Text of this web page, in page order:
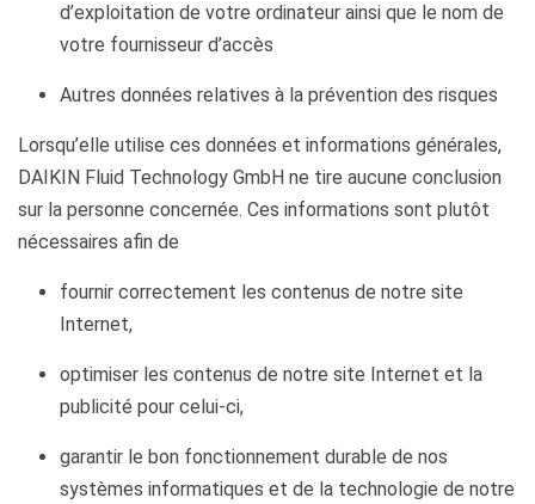
d’exploitation de votre ordinateur ainsi que le nom de
votre fournisseur d’accès
Autres données relatives à la prévention des risques
Lorsqu’elle utilise ces données et informations générales,
DAIKIN Fluid Technology GmbH ne tire aucune conclusion
sur la personne concernée. Ces informations sont plutôt
nécessaires afin de
fournir correctement les contenus de notre site
Internet,
optimiser les contenus de notre site Internet et la
publicité pour celui-ci,
garantir le bon fonctionnement durable de nos
systèmes informatiques et de la technologie de notre